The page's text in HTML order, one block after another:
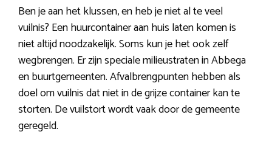
Ben je aan het klussen, en heb je niet al te veel
vuilnis? Een huurcontainer aan huis laten komen is
niet altijd noodzakelijk. Soms kun je het ook zelf
wegbrengen. Er zijn speciale milieustraten in Abbega
en buurtgemeenten. Afvalbrengpunten hebben als
doel om vuilnis dat niet in de grijze container kan te
storten. De vuilstort wordt vaak door de gemeente
geregeld.